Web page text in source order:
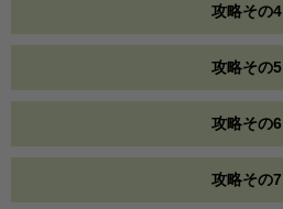
攻略その4
攻略その5
攻略その6
攻略その7